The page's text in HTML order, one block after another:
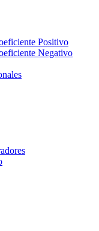
Positivo
Negativo